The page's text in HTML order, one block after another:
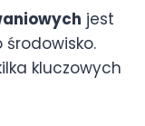
jest
kluczowych